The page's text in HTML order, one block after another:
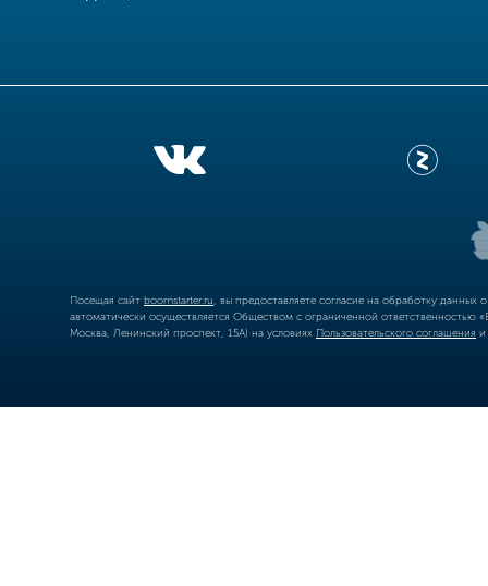
Посещая сайт boomstarter.ru , вы предоставляете согласие на обработку
автоматически осуществляется Обществом с ограниченной
Москва, Ленинский проспект, 15А) на условиях Пользовательского соглашения и